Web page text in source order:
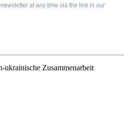
at any time via the link in our
Zusammenarbeit